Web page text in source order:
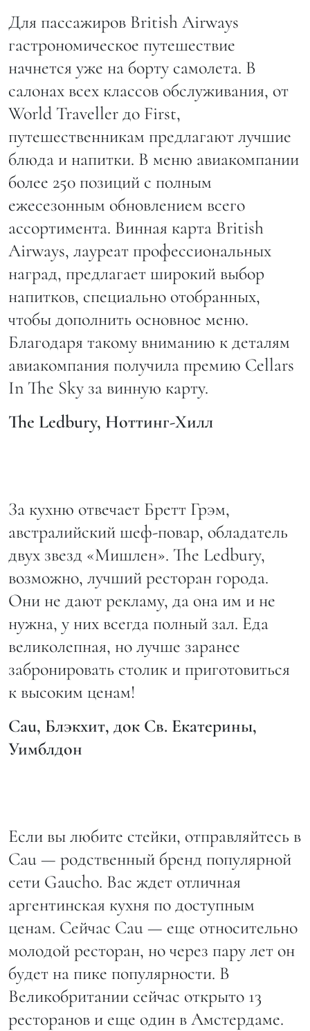
Для пассажиров British Airways
гастрономическое путешествие
начнется уже на борту самолета. В
салонах всех классов обслуживания, от
World Traveller до First,
путешественникам предлагают лучшие
блюда и напитки. В меню авиакомпании
более 250 позиций с полным
ежесезонным обновлением всего
ассортимента. Винная карта British
Airways, лауреат профессиональных
наград, предлагает широкий выбор
напитков, специально отобранных,
чтобы дополнить основное меню.
Благодаря такому вниманию к деталям
авиакомпания получила премию Cellars
In The Sky за винную карту.
The Ledbury, Ноттинг-Хилл
За кухню отвечает Бретт Грэм,
австралийский шеф-повар, обладатель
двух звезд «Мишлен». The Ledbury,
возможно, лучший ресторан города.
Они не дают рекламу, да она им и не
нужна, у них всегда полный зал. Еда
великолепная, но лучше заранее
забронировать столик и приготовиться
к высоким ценам!
Cau, Блэкхит, док Св. Екатерины,
Уимблдон
Если вы любите стейки, отправляйтесь в
Cau — родственный бренд популярной
сети Gaucho. Вас ждет отличная
аргентинская кухня по доступным
ценам. Сейчас Cau — еще относительно
молодой ресторан, но через пару лет он
будет на пике популярности. В
Великобритании сейчас открыто 13
ресторанов и еще один в Амстердаме.